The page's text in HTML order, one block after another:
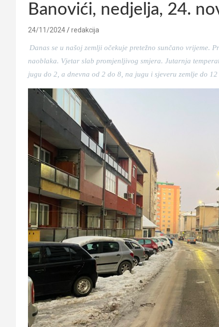
Banovići, nedjelja, 24.
24/11/2024 redakcija
Danas se u našoj zemlji očekuje pretežno sunčano vrijeme.
naoblaka. Vjetar slab promjenljivog smjera. Jutarnja
jugu do 2, a dnevna od 2 do 8, na jugu i sjeveru zemlje do 12